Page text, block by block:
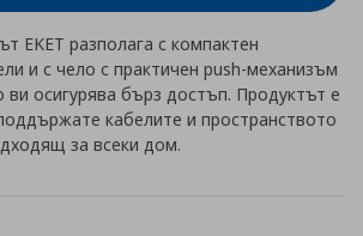
EKET разполага с компактен
и с чело с практичен push-механизъм
ви осигурява бърз достъп. Продуктът е
кабелите и пространството
за всеки дом.